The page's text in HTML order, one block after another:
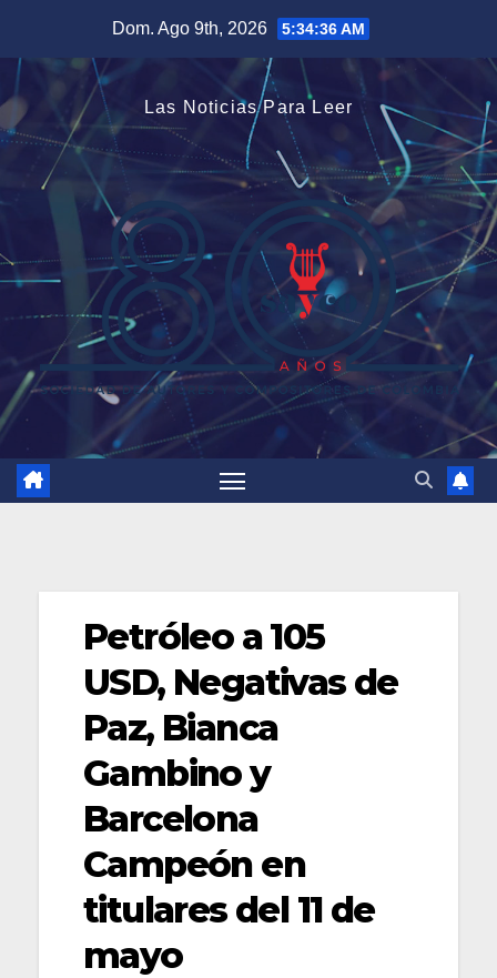
contenido
Dom. Ago 9th, 2026 5:34:38 AM
Las Noticias Para Leer
Petróleo a 105
USD, Negativas de
Paz, Bianca
Gambino y
Barcelona
Campeón en
titulares del 11 de
mayo